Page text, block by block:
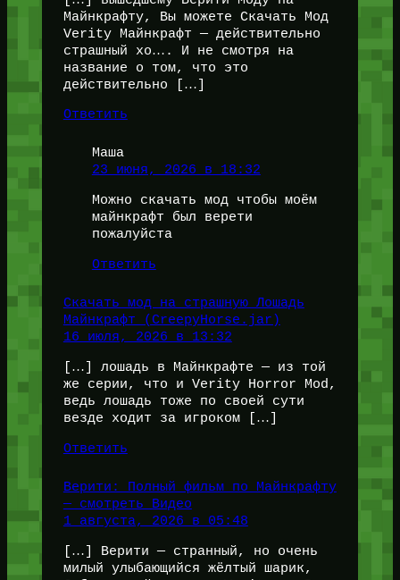
Майнкрафту, Вы можете Скачать Мод
Verity Майнкрафт — действительно
страшный хо…. И не смотря на
название о том, что это
действительно […]
Ответить
Маша
23 июня, 2026 в 18:32
Можно скачать мод чтобы моём
майнкрафт был верети
пожалуйста
Ответить
Скачать мод на страшную Лошадь
Майнкрафт (CreepyHorse.jar)
16 июля, 2026 в 13:32
[…] лошадь в Майнкрафте — из той
же серии, что и Verity Horror Mod,
ведь лошадь тоже по своей сути
везде ходит за игроком […]
Ответить
Верити: Полный фильм по Майнкрафту
— смотреть Видео
1 августа, 2026 в 05:48
[…] Верити — странный, но очень
милый улыбающийся жёлтый шарик,